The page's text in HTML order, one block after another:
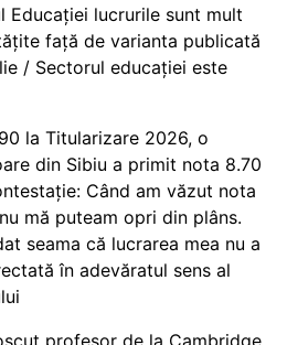
Educației lucrurile sunt mult
față de varianta publicată
/ Sectorul educației este
la Titularizare 2026, o
din Sibiu a primit nota 8.70
Când am văzut nota
mă puteam opri din plâns.
seama că lucrarea mea nu a
în adevăratul sens al
profesor de la Cambridge